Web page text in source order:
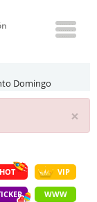
Domingo
×
HOT VIP
WWW